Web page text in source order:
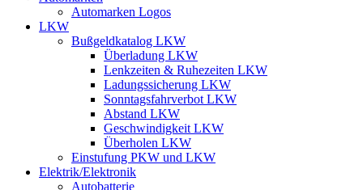
Automarken Logos
LKW
Bußgeldkatalog LKW
Überladung LKW
Lenkzeiten & Ruhezeiten LKW
Ladungssicherung LKW
Sonntagsfahrverbot LKW
Abstand LKW
Geschwindigkeit LKW
Überholen LKW
Einstufung PKW und LKW
Elektrik/Elektronik
Autobatterie